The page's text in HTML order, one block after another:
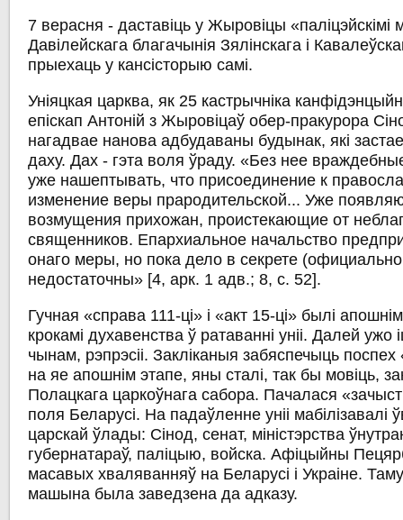
7 верасня - даставіць у Жыровіцы «паліцэйскімі
Давілейскага благачынія Зялінскага і
прыехаць у кансісторыю самі.
Уніяцкая царква, як 25 кастрычніка
епіскап Антоній з Жыровіцаў обер-пракурора
нагадвае нанова адбудаваны будынак, які
даху. Дах - гэта воля ўраду. «Без нее
уже нашептывать, что присоединение к
изменение веры прародительской... Уже
возмущения прихожан, проистекающие от
священников. Епархиальное начальство
онаго меры, но пока дело в секрете
недостаточны» [4, арк. 1 адв.; 8, с. 52].
Гучная «справа 111-ці» і «акт 15-ці» былі
крокамі духавенства ў ратаванні уніі. Далей ужо
чынам, рэпрэсіі. Закліканыя забяспечыць
на яе апошнім этапе, яны сталі, так бы мовіць,
Полацкага царкоўнага сабора. Пачалася
поля Беларусі. На падаўленне уніі мабілізавалі
царскай ўлады: Сінод, сенат, міністэрства
губернатараў, паліцыю, войска. Афіцыйны
масавых хваляванняў на Беларусі і Украіне.
машына была заведзена да адказу.